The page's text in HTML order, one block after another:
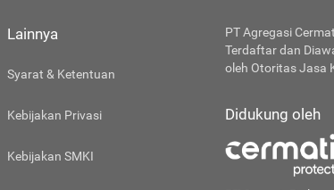
Lainnya
Syarat & Ketentuan
Kebijakan Privasi
Kebijakan SMKI
PT Agregasi
Terdaftar dan
oleh Otoritas Jasa
Didukung oleh